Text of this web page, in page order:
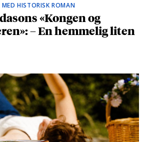
HISTORISK ROMAN
«Kongen og
– En hemmelig liten